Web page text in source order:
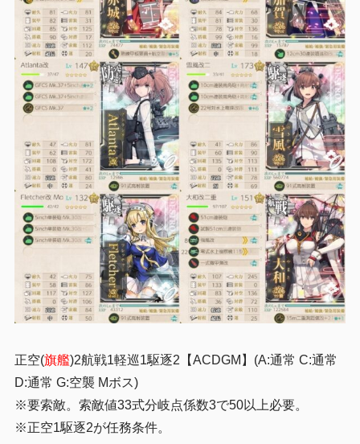
正空(旗艦)2航戦1軽巡1駆逐2 【ACDGM】(A:通常 C:通常
D:通常 G:空襲 Mボス)
※要索敵。索敵値33式分岐点係数3で50以上必要。
※正空1駆逐2が任務条件。